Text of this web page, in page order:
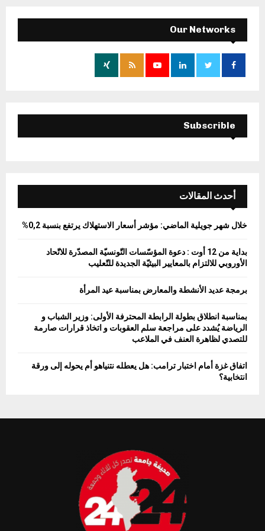
f
o
E
A
H
Our Networks
Subscrible
أحدث المقالات
خلال شهر جويلية الماضي: مؤشر أسعار الاستهلاك يرتفع بنسبة 0,2%
بداية من 12 أوت : دعوة المؤسّسات التّونسيّة المصدّرة للاتّحاد
الأوروبي للالتزام بالمعايير البيئيّة الجديدة للتّعليب
برمجة عديد الأنشطة والمعارض بمناسبة عيد المرأة
بمناسبة انطلاق بطولة الرابطة المحترفة الأولى: وزير الشباب و
الرياضة يُشدد على مراجعة سلم العقوبات و اتخاذ قرارات صارمة
للتصدي لظاهرة العنف في الملاعب
اتفاق غزة أمام اختبار ترامب: هل يعطله نتنياهو أم يحوله إلى ورقة
انتخابية؟